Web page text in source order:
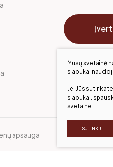
apsauga
Mūsų svetainė
slapukai
Jei Jūs
slapukai,
svetaine.
SUTINKU